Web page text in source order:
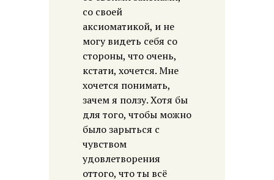
со своей
аксиоматикой, и не
могу видеть себя со
стороны, что очень,
кстати, хочется. Мне
хочется понимать,
зачем я ползу. Хотя бы
для того, чтобы можно
было зарыться с
чувством
удовлетворения
оттого, что ты всё